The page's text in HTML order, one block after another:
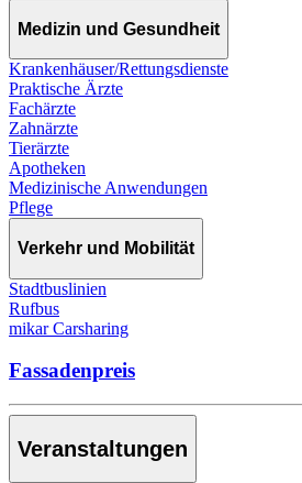
Medizin und Gesundheit
Krankenhäuser/Rettungsdienste
Praktische Ärzte
Fachärzte
Zahnärzte
Tierärzte
Apotheken
Medizinische Anwendungen
Pflege
Verkehr und Mobilität
Stadtbuslinien
Rufbus
mikar Carsharing
Fassadenpreis
Veranstaltungen